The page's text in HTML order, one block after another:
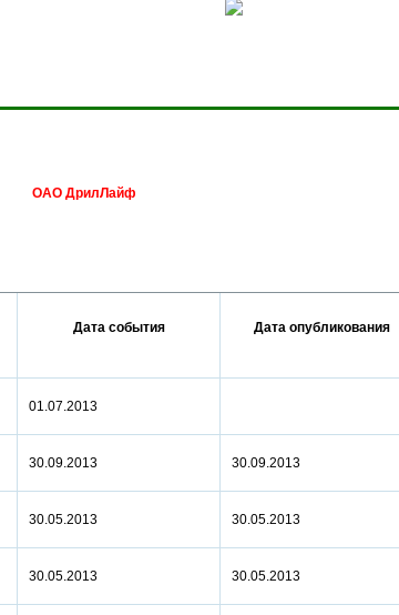
ОАО ДрилЛайф
Дата события Дата опубликования
01.07.2013
30.09.2013 30.09.2013
30.05.2013 30.05.2013
30.05.2013 30.05.2013